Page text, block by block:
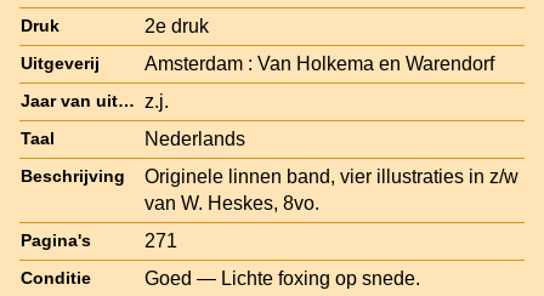
Druk 2e druk
Uitgeverij Amsterdam : Van Holkema en Warendorf
Jaar van uitgave z.j.
Taal Nederlands
Beschrijving
Originele linnen band, vier illustraties in z/w
van W. Heskes, 8vo.
Pagina's 271
Conditie Goed — Lichte foxing op snede.